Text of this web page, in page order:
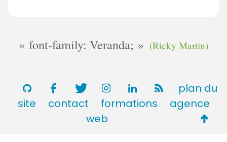
font-family: Veranda; (Ricky Martin)
plan du
site
contact formations
agence
web